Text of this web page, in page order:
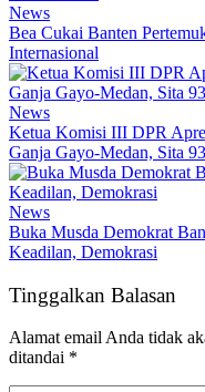
News
Bea Cukai Banten
Internasional
News
Ketua Komisi III DPR
Ganja Gayo-Medan, Sita
News
Buka Musda Demokrat
Keadilan, Demokrasi
Tinggalkan Balasan
Alamat email Anda tidak
ditandai *